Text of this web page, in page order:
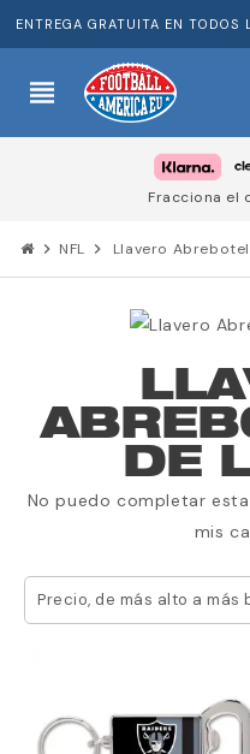
ENTREGA GRATUITA EN
view_headline
Fracciona el
chevron_right NFL chevron_right Llavero
DE
No puedo completar
mis
Precio, de más alto a más